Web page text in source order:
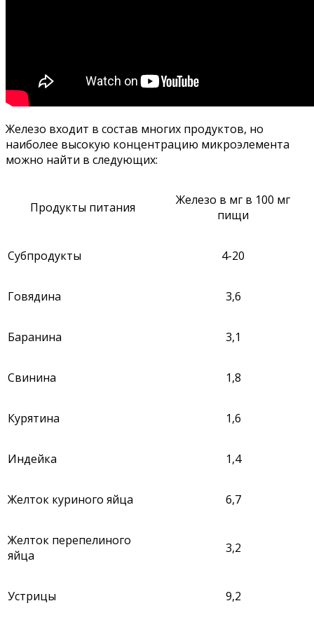
Железо входит в состав многих продуктов, но
наиболее высокую концентрацию микроэлемента
можно найти в следующих:
Продукты питания
Железо в мг в 100 мг
пищи
Субпродукты 4-20
Говядина 3,6
Баранина 3,1
Свинина 1,8
Курятина 1,6
Индейка 1,4
Желток куриного яйца 6,7
Желток перепелиного
яйца
3,2
Устрицы 9,2